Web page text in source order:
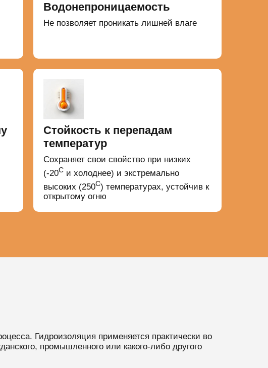
Водонепроницаемость
Не позволяет проникать лишней влаге
Стойкость к перепадам
температур
Сохраняет свои свойство при низких
(-20Си холоднее) и экстремально
высоких (250С) температурах, устойчив к
открытому огню
Гидроизоляция применяется практически во
промышленного или какого-либо другого